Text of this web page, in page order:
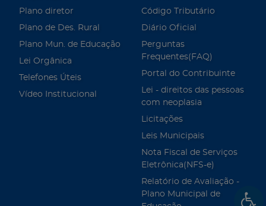
Plano diretor
Plano de Des. Rural
Plano Mun. de Educação
Lei Orgânica
Telefones Úteis
Vídeo Institucional
Código Tributário
Diário Oficial
Perguntas
Frequentes(FAQ)
Portal do Contribuinte
Lei - direitos das pessoas
com neoplasia
Licitações
Leis Municipais
Nota Fiscal de Serviços
Eletrônica(NFS-e)
Relatório de Avaliação -
Plano Municipal de